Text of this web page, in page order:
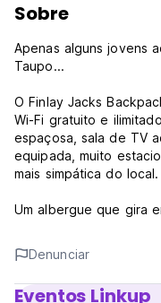
Sobre
Apenas alguns jovens
Taupo...
O Finlay Jacks
Wi-Fi gratuito e
espaçosa, sala de TV
equipada, muito
mais simpática do local.
Um albergue que gira
Gostamos de nos
acompanhando a
novas camas POD!!,
quartos, WiFi de
Denunciar
Eventos Linkup